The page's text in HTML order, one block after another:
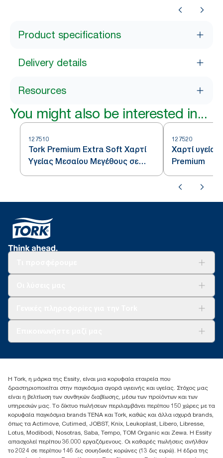
Product specifications
Delivery details
Resources
You might also be interested in...
127510
Tork Premium Extra Soft Χαρτί
Υγείας Μεσαίου Μεγέθους σε
Ρολό - Τρίφυλλο
127520
Χαρτί
Premium
+302102705722
17th klm.National Road Athens-Lamia &2 Kalamatas
14564 N.Kifissia, Athens-Greece
Mob: +306932474930 (για Ελλάδα & Κύπρο)
Η Tork, η μάρκα της Essity, είναι μια κορυφαία εταιρεία που
δραστηριοποιείται στην παγκόσμια αγορά υγιεινής και υγείας. Στόχος μας
είναι η βελτίωση των συνθηκών διαβίωσης, μέσω των προϊόντων και των
υπηρεσιών μας. Το δίκτυο πωλήσεων περιλαμβάνει περίπου 150 χώρες με τα
κορυφαία παγκόσμια brands TENA και Tork, καθώς και άλλα ισχυρά brands,
όπως τα Actimove, Cutimed, JOBST, Knix, Leukoplast, Libero, Libresse,
Lotus, Modibodi, Nosotras, Saba, Tempo, TOM Organic και Zewa. Η Essity
απασχολεί περίπου 36.000 εργαζόμενους. Οι καθαρές πωλήσεις ανήλθαν
το 2024 σε περίπου 146 δις σουηδικές κορώνες (13 δις ευρώ). Η έδρα της